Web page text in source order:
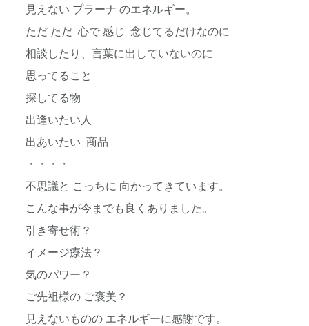
見えない プラーナ のエネルギー。
ただ ただ 心で 感じ 念じてるだけなのに
相談したり、言葉に出していないのに
思ってること
探してる物
出逢いたい人
出あいたい 商品
・・・・
不思議と こっちに 向かってきています。
こんな事が今までも良くありました。
引き寄せ術？
イメージ療法？
気のパワー？
ご先祖様の ご褒美？
見えないものの エネルギーに感謝です。